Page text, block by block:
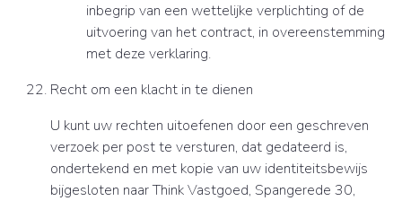
inbegrip van een wettelijke verplichting of de
uitvoering van het contract, in overeenstemming
met deze verklaring.
Recht om een klacht in te dienen
U kunt uw rechten uitoefenen door een geschreven
verzoek per post te versturen, dat gedateerd is,
ondertekend en met kopie van uw identiteitsbewijs
bijgesloten naar Think Vastgoed, Spangerede 30,